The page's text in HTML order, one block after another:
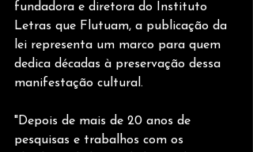
fundadora e diretora do Instituto
Letras que Flutuam, a publicação da
lei representa um marco para quem
dedica décadas à preservação dessa
manifestação cultural.
"Depois de mais de 20 anos de
pesquisas e trabalhos com os